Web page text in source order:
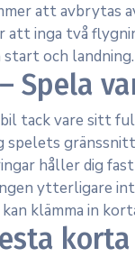
att avbrytas
att inga två
och landning.
Spela
tack vare sitt
spelets
håller dig
ytterligare
klämma in